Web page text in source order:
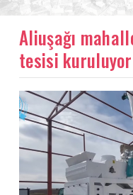
Aliuşağı
tesisi kuruluyor